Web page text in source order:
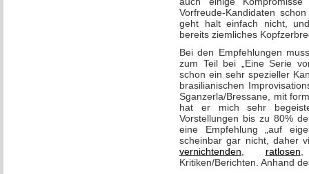
Vorfreude-Kandidaten
geht halt einfach nicht,
bereits ziemliches
Bei den Empfehlungen
zum Teil bei „Eine Serie
schon ein sehr spezieller
brasilianischen
Sganzerla/Bressane, mit
hat er mich sehr
Vorstellungen bis zu 80%
eine Empfehlung „auf
scheinbar gar nicht, daher
vernichtenden
ratlosen
Kritiken/Berichten. Anhand